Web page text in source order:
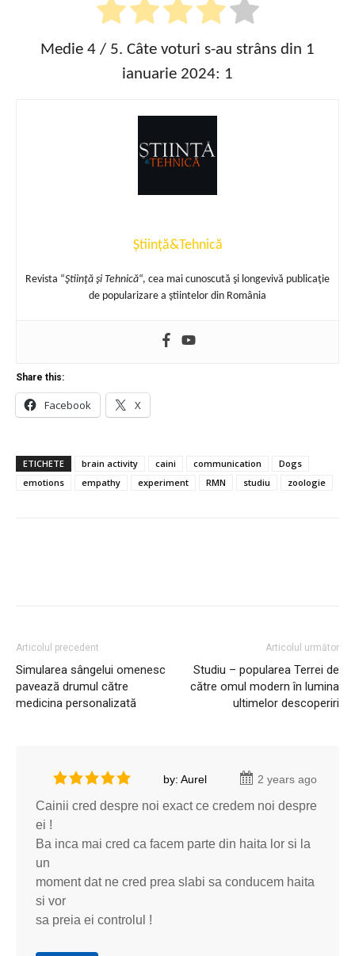
Medie 4 / 5. Câte voturi s-au strâns din 1
ianuarie 2024: 1
Știință&Tehnică
Revista “Ştiinţă şi Tehnică“, cea mai cunoscută şi longevivă publicaţie
de popularizare a ştiintelor din România
Share this:
Facebook X
ETICHETE brain activity caini communication
Dogs
emotions
empathy experiment RMN studiu zoologie
Articolul precedent
Simularea sângelui omenesc
pavează drumul către
medicina personalizată
Articolul următor
Studiu – popularea Terrei de
către omul modern în lumina
ultimelor descoperiri
by: Aurel 2 years ago
Cainii cred despre noi exact ce credem noi despre
ei !
Ba inca mai cred ca facem parte din haita lor si la
un
moment dat ne cred prea slabi sa conducem haita
si vor
sa preia ei controlul !